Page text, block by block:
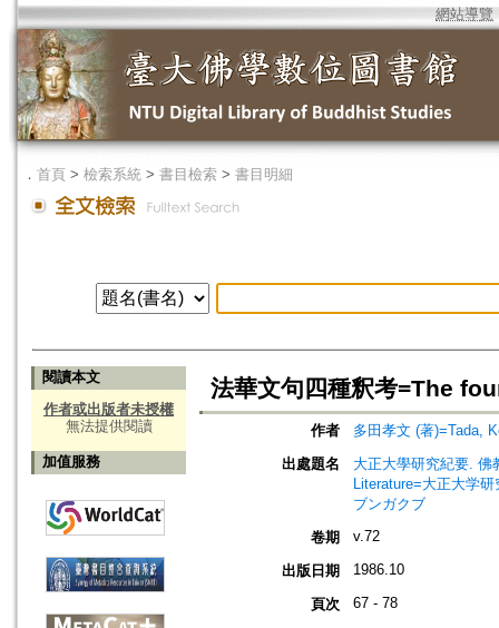
網站導覽
． 首頁 > 檢索系統 > 書目檢索 > 書目明細
閱讀本文
作者或出版者未授權
無法提供閱讀
加值服務
法華文句四種釈考=The
作者
多田孝文 (著)=Tada,
出處題名
大正大學研究紀要. 佛
Literature=大正大学
ブンガクブ
卷期
v.72
出版日期 1986.10
頁次 67 - 78